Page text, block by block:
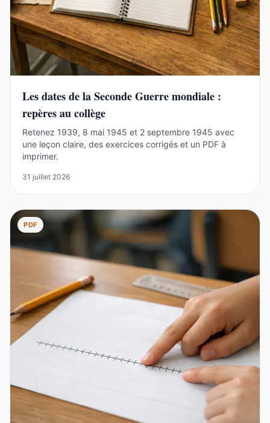
Les dates de la Seconde Guerre mondiale :
repères au collège
Retenez 1939, 8 mai 1945 et 2 septembre 1945 avec
une leçon claire, des exercices corrigés et un PDF à
imprimer.
31 juillet 2026
PDF